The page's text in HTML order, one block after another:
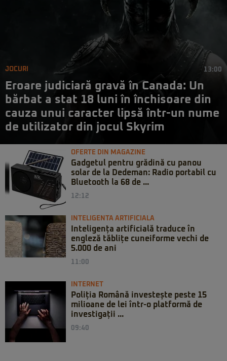
JOCURI 13:00
Eroare judiciară gravă în Canada: Un
bărbat a stat 18 luni în închisoare din
cauza unui caracter lipsă într-un nume
de utilizator din jocul Skyrim
OFERTE DIN MAGAZINE
Gadgetul pentru grădină cu panou
solar de la Dedeman: Radio portabil cu
Bluetooth la 68 de ...
12:12
INTELIGENTA ARTIFICIALA
Inteligența artificială traduce în
engleză tăblițe cuneiforme vechi de
5.000 de ani
11:00
INTERNET
Poliția Română investește peste 15
milioane de lei într-o platformă de
investigații ...
09:40